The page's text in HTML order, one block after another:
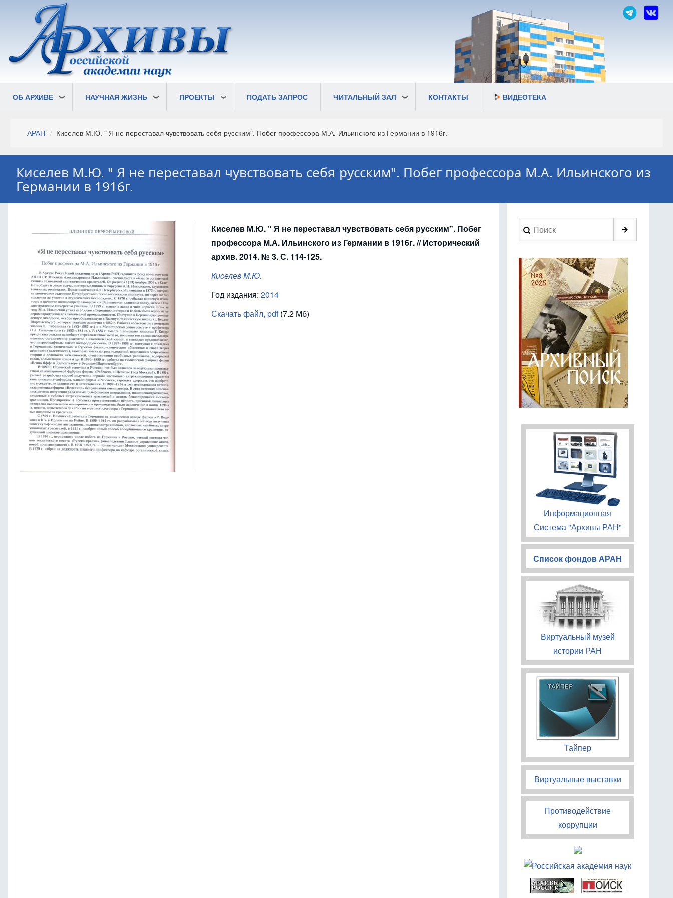
основному
содержанию
ОБ АРХИВЕ НАУЧНАЯ ЖИЗНЬ ПРОЕКТЫ ПОДАТЬ ЗАПРОС ЧИТАЛЬНЫЙ ЗАЛ КОНТАКТЫ ВИДЕОТЕКА
Строка
АРАН Киселев М.Ю. " Я не переставал чувствовать себя русским". Побег профессора М.А. Ильинского из Германии в 1916г.
Киселев М.Ю. " Я не переставал чувствовать себя русским". Побег профессора М.А. Ильинского из
Германии в 1916г.
Киселев М.Ю. " Я не переставал чувствовать себя русским". Побег
профессора М.А. Ильинского из Германии в 1916г. // Исторический
архив. 2014. № 3. С. 114-125.
Киселев М.Ю.
Год издания: 2014
Скачать файл, pdf(7.2 Мб)
Search
Информационная
Система "Архивы РАН"
Список фондов АРАН
Виртуальный музей
истории РАН
Тайпер
Виртуальные выставки
Противодействие
коррупции